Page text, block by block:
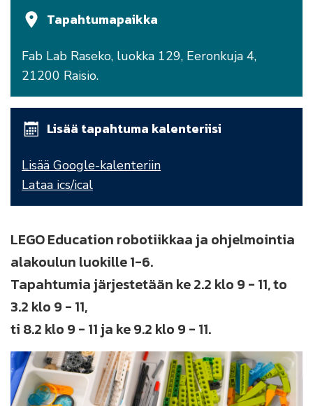
Tapahtumapaikka
Fab Lab Raseko, luokka 129, Eeronkuja 4,
21200 Raisio.
Lisää tapahtuma kalenteriisi
Lisää Google-kalenteriin
Lataa ics/ical
LEGO Education robotiikkaa ja ohjelmointia
alakoulun luokille 1-6.
Tapahtumia järjestetään ke 2.2 klo 9 - 11, to
3.2 klo 9 - 11,
ti 8.2 klo 9 - 11 ja ke 9.2 klo 9 - 11.